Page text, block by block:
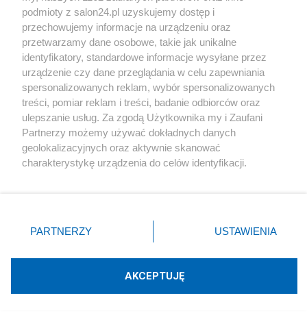
Społeczeństwo
Kultura
X Facebook Instagram Youtube
Technologię dostarcza:W3media.pl
podmioty z salon24.pl uzyskujemy dostęp i
przechowujemy informacje na urządzeniu oraz
przetwarzamy dane osobowe, takie jak unikalne
identyfikatory, standardowe informacje wysyłane przez
urządzenie czy dane przeglądania w celu zapewniania
spersonalizowanych reklam, wybór spersonalizowanych
treści, pomiar reklam i treści, badanie odbiorców oraz
ulepszanie usług. Za zgodą Użytkownika my i Zaufani
Partnerzy możemy używać dokładnych danych
geolokalizacyjnych oraz aktywnie skanować
charakterystykę urządzenia do celów identyfikacji.
zmienić/wycofać klikając przycisk ustawień prywatności
znajdujący się w lewym dolnym rogu strony
rodzaje przetwarzania danych nie wymagają zgody
użytkownika, ale masz prawo sprzeciwić się takiemu
PARTNERZY USTAWIENIA
AKCEPTUJĘ